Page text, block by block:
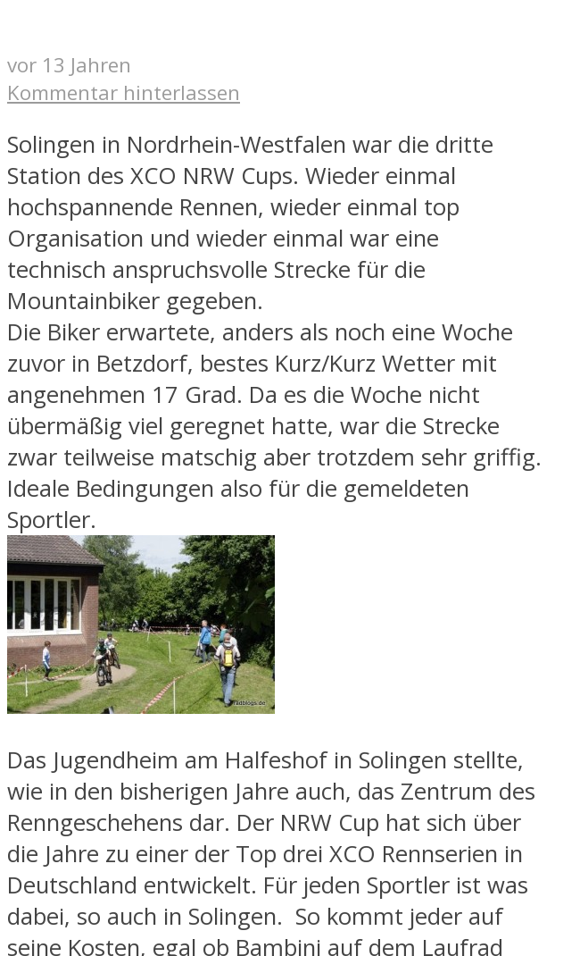
vor 13 Jahren
Kommentar hinterlassen
Solingen in Nordrhein-Westfalen war die dritte
Station des XCO NRW Cups. Wieder einmal
hochspannende Rennen, wieder einmal top
Organisation und wieder einmal war eine
technisch anspruchsvolle Strecke für die
Mountainbiker gegeben.
Die Biker erwartete, anders als noch eine Woche
zuvor in Betzdorf, bestes Kurz/Kurz Wetter mit
angenehmen 17 Grad. Da es die Woche nicht
übermäßig viel geregnet hatte, war die Strecke
zwar teilweise matschig aber trotzdem sehr griffig.
Ideale Bedingungen also für die gemeldeten
Sportler.
Das Jugendheim am Halfeshof in Solingen stellte,
wie in den bisherigen Jahre auch, das Zentrum des
Renngeschehens dar. Der NRW Cup hat sich über
die Jahre zu einer der Top drei XCO Rennserien in
Deutschland entwickelt. Für jeden Sportler ist was
dabei, so auch in Solingen. So kommt jeder auf
seine Kosten, egal ob Bambini auf dem Laufrad